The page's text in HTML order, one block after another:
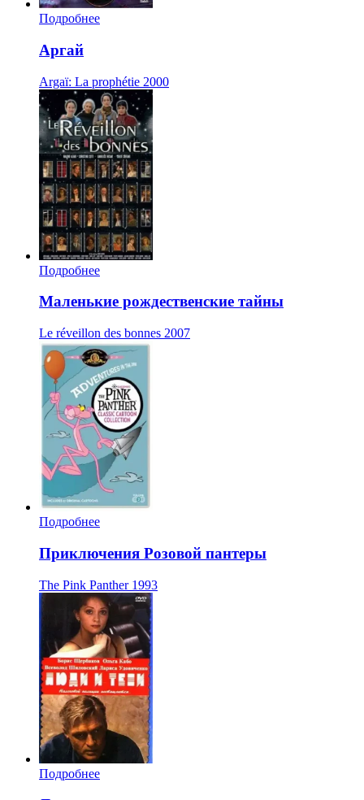
Подробнее
Аргай
Argaï: La prophétie 2000
Подробнее
Маленькие рождественские тайны
Le réveillon des bonnes 2007
Подробнее
Приключения Розовой пантеры
The Pink Panther 1993
Подробнее